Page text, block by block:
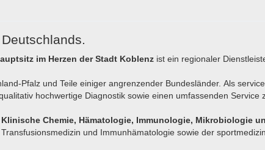
im Herzen der Stadt Koblenz ist ein regionaler
Pfalz und Teile einiger angrenzender Bundesländer. Als
hochwertige Diagnostik sowie einen umfassenden Service
Klinische Chemie, Hämatologie, Immunologie, Mikrobiologie
und Immunhämatologie sowie der